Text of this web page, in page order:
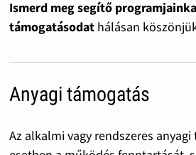
Ismerd meg segítő
támogatásodat hálásan
Anyagi támogatás
Az alkalmi vagy rendszeres